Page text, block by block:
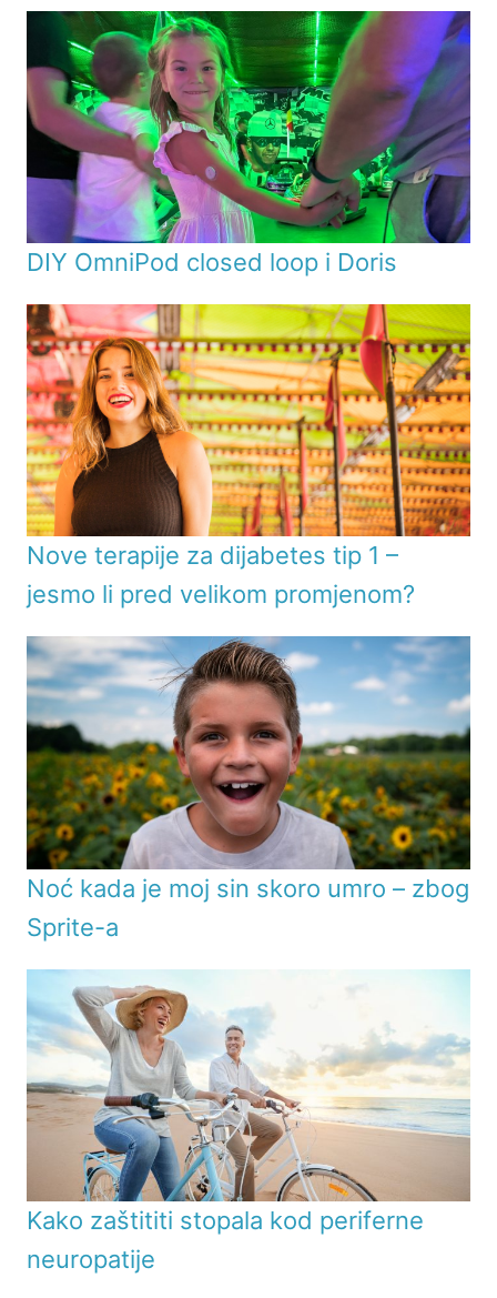
DIY OmniPod closed loop i Doris
Nove terapije za dijabetes tip 1 –
jesmo li pred velikom promjenom?
Noć kada je moj sin skoro umro – zbog
Sprite-a
Kako zaštititi stopala kod periferne
neuropatije